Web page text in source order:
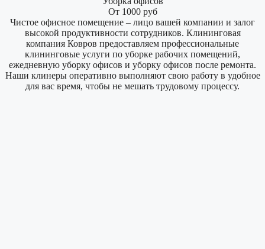
От 1000 руб
Чистое офисное помещение – лицо вашей компании и залог
высокой продуктивности сотрудников. Клининговая
компания Ковров предоставляем профессиональные
клининговые услуги по уборке рабочих помещений,
ежедневную уборку офисов и уборку офисов после ремонта.
Наши клинеры оперативно выполняют свою работу в удобное
для вас время, чтобы не мешать трудовому процессу.